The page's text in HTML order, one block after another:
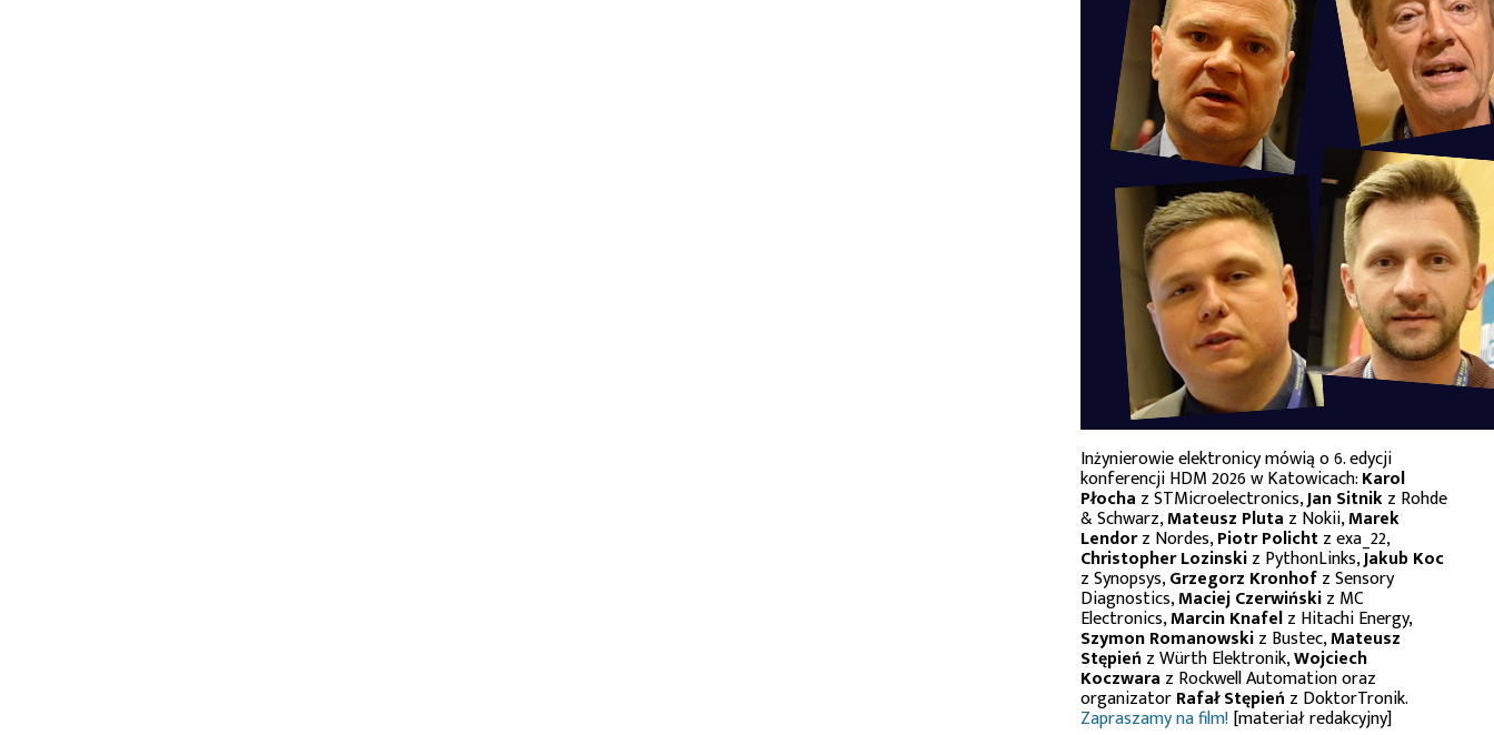
Inżynierowie elektronicy mówią o 6. edycji
konferencji HDM 2026 w Katowicach:Karol
Płocha z STMicroelectronics,Jan Sitnikz Rohde
& Schwarz,Mateusz Pluta z Nokii,Marek
Lendorz Nordes,Piotr Polichtz exa_22,
Christopher Lozinskiz PythonLinks,Jakub Koc
z Synopsys,Grzegorz Kronhofz Sensory
Diagnostics,Maciej Czerwińskiz MC
Electronics,Marcin Knafelz Hitachi Energy,
Szymon Romanowskiz Bustec,Mateusz
Stępień z Würth Elektronik,Wojciech
Koczwara z Rockwell Automation oraz
organizatorRafał Stępień z DoktorTronik.
Zapraszamy na film![materiał redakcyjny]